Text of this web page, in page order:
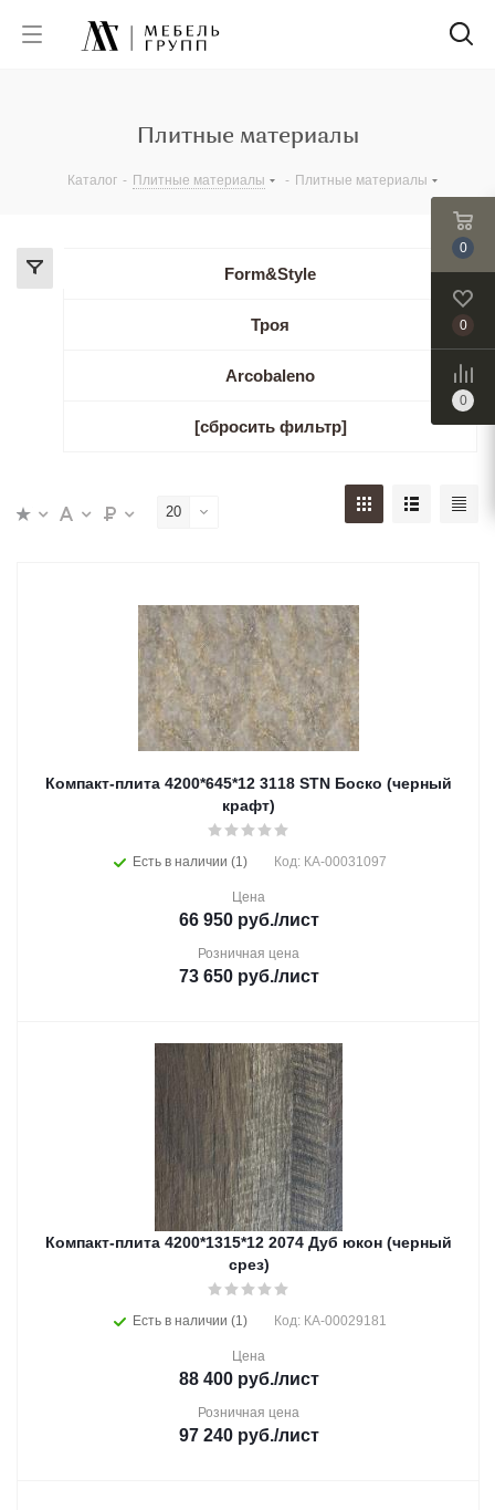
Плитные материалы
Каталог - Плитные материалы - Плитные материалы
Form&Style
Троя
Arcobaleno
[сбросить фильтр]
20
Компакт-плита 4200*645*12 3118 STN Боско (черный
крафт)
Есть в наличии (1) Код: КА-00031097
Цена
66 950руб./лист
Розничная цена
73 650руб./лист
Компакт-плита 4200*1315*12 2074 Дуб юкон (черный
срез)
Есть в наличии (1) Код: КА-00029181
Цена
88 400руб./лист
Розничная цена
97 240руб./лист
0
0
0